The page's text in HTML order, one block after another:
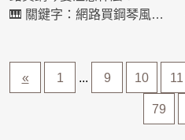
✔ 音色其實很好
音色依然很漂亮。
✔ CP值高
對初學者或小朋友來說，二
🎹 關鍵字：網路買鋼琴風險
現在很多人會在網路上看到
「便宜二手鋼琴」，但要注
« 1 ... 9 10 11
79